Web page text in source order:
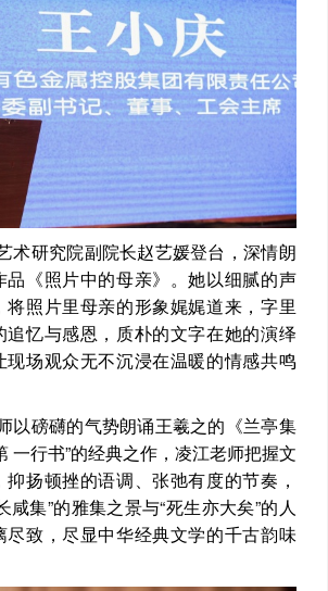
术研究院副院长赵艺媛登台，深情朗
品《照片中的母亲》。她以细腻的声
将照片里母亲的形象娓娓道来，字里
追忆与感恩，质朴的文字在她的演绎
现场观众无不沉浸在温暖的情感共鸣
以磅礴的气势朗诵王羲之的《兰亭集
一行书”的经典之作，凌江老师把握文
扬顿挫的语调、张弛有度的节奏，
咸集”的雅集之景与“死生亦大矣”的人
尽致，尽显中华经典文学的千古韵味